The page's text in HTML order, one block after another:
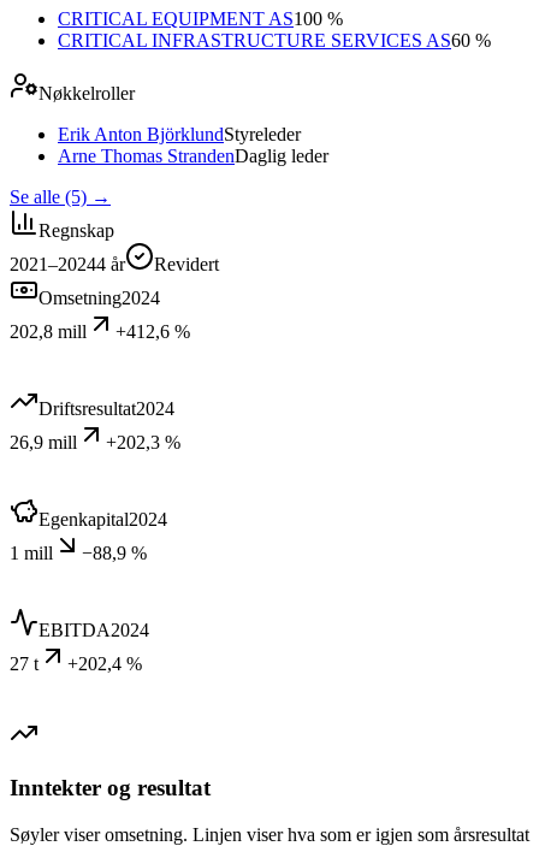
CRITICAL EQUIPMENT AS100 %
CRITICAL INFRASTRUCTURE SERVICES AS60 %
Nøkkelroller
Erik Anton BjörklundStyreleder
Arne Thomas StrandenDaglig leder
Se alle (5) →
Regnskap
2021–20244 år
Revidert
Omsetning2024
202,8 mill
+412,6 %
Driftsresultat2024
26,9 mill
+202,3 %
Egenkapital2024
1 mill
−88,9 %
EBITDA2024
27 t
+202,4 %
Inntekter og resultat
Søyler viser omsetning. Linjen viser hva som er igjen som årsresultat